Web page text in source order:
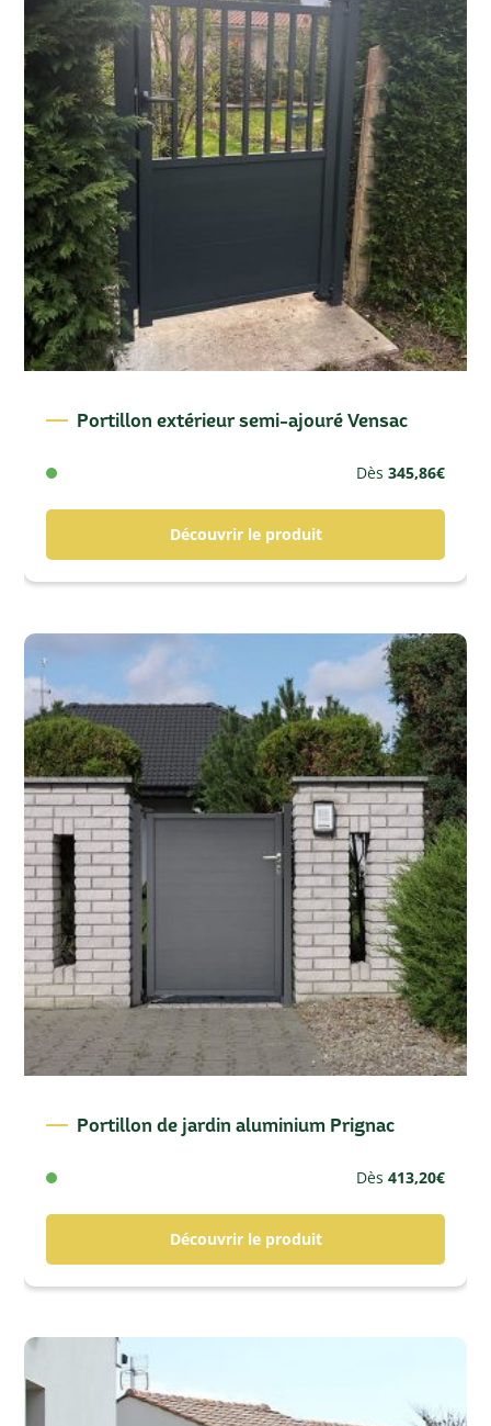
Portillon extérieur semi-ajouré Vensac
Dès 345,86€
Découvrir le produit
Portillon de jardin aluminium Prignac
Dès 413,20€
Découvrir le produit